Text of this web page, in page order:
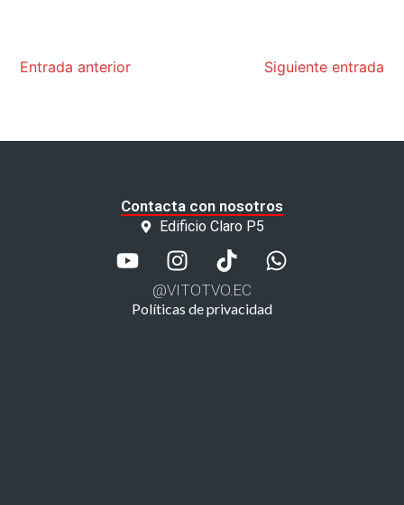
Entrada anterior Siguiente entrada
Contacta con nosotros
Edificio Claro P5
@VITOTVO.EC
Políticas de privacidad